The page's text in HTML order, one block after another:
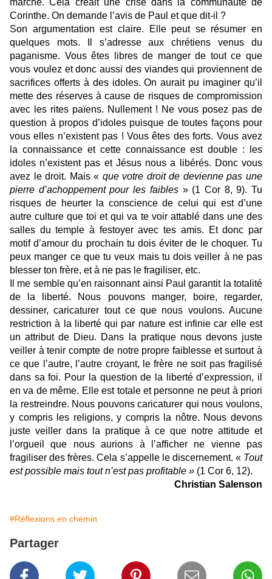
marché. Cela créait une crise dans la communauté de
Corinthe. On demande l’avis de Paul et que dit-il ?
Son argumentation est claire. Elle peut se résumer en
quelques mots. Il s’adresse aux chrétiens venus du
paganisme. Vous êtes libres de manger de tout ce que
vous voulez et donc aussi des viandes qui proviennent de
sacrifices offerts à des idoles. On aurait pu imaginer qu’il
mette des réserves à cause de risques de compromission
avec les rites païens. Nullement ! Ne vous posez pas de
question à propos d’idoles puisque de toutes façons pour
vous elles n’existent pas ! Vous êtes des forts. Vous avez
la connaissance et cette connaissance est double : les
idoles n’existent pas et Jésus nous a libérés. Donc vous
avez le droit. Mais « que votre droit de devienne pas une
pierre d’achoppement pour les faibles » (1 Cor 8, 9). Tu
risques de heurter la conscience de celui qui est d’une
autre culture que toi et qui va te voir attablé dans une des
salles du temple à festoyer avec tes amis. Et donc par
motif d’amour du prochain tu dois éviter de le choquer. Tu
peux manger ce que tu veux mais tu dois veiller à ne pas
blesser ton frère, et à ne pas le fragiliser, etc.
Il me semble qu’en raisonnant ainsi Paul garantit la totalité
de la liberté. Nous pouvons manger, boire, regarder,
dessiner, caricaturer tout ce que nous voulons. Aucune
restriction à la liberté qui par nature est infinie car elle est
un attribut de Dieu. Dans la pratique nous devons juste
veiller à tenir compte de notre propre faiblesse et surtout à
ce que l’autre, l’autre croyant, le frère ne soit pas fragilisé
dans sa foi. Pour la question de la liberté d’expression, il
en va de même. Elle est totale et personne ne peut à priori
la restreindre. Nous pouvons caricaturer qui nous voulons,
y compris les religions, y compris la nôtre. Nous devons
juste veiller dans la pratique à ce que notre attitude et
l’orgueil que nous aurions à l’afficher ne vienne pas
fragiliser des frères. Cela s’appelle le discernement. « Tout
est possible mais tout n’est pas profitable » (1 Cor 6, 12).
Christian Salenson
#Réflexions en chemin
Partager